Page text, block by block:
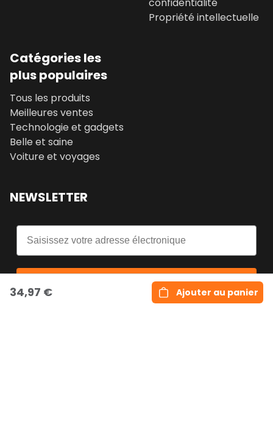
confidentialité
Propriété intellectuelle
Catégories les
plus populaires
Tous les produits
Meilleures ventes
Technologie et gadgets
Belle et saine
Voiture et voyages
NEWSLETTER
Email
S'inscrire
34,97 € Ajouter au panier